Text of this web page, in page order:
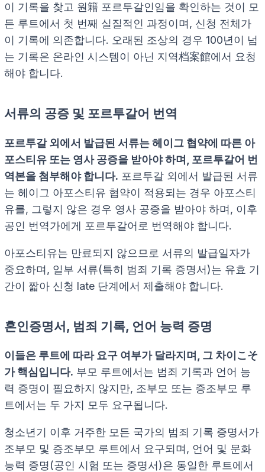
이 기록을 찾고 원籍 포르투갈인임을 확인하는 것이 모
든 루트에서 첫 번째 실질적인 과정이며, 신청 전체가
이 기록에 의존합니다. 오래된 조상의 경우 100년이 넘
는 기록은 온라인 시스템이 아닌 지역档案館에서 요청
해야 합니다.
서류의 공증 및 포르투갈어 번역
포르투갈 외에서 발급된 서류는 헤이그 협약에 따른 아
포스티유 또는 영사 공증을 받아야 하며, 포르투갈어 번
역본을 첨부해야 합니다. 포르투갈 외에서 발급된 서류
는 헤이그 아포스티유 협약이 적용되는 경우 아포스티
유를, 그렇지 않은 경우 영사 공증을 받아야 하며, 이후
공인 번역가에게 포르투갈어로 번역해야 합니다.
아포스티유는 만료되지 않으므로 서류의 발급일자가
중요하며, 일부 서류(특히 범죄 기록 증명서)는 유효 기
간이 짧아 신청 late 단계에서 제출해야 합니다.
혼인증명서, 범죄 기록, 언어 능력 증명
이들은 루트에 따라 요구 여부가 달라지며, 그 차이こそ
가 핵심입니다. 부모 루트에서는 범죄 기록과 언어 능
력 증명이 필요하지 않지만, 조부모 또는 증조부모 루
트에서는 두 가지 모두 요구됩니다.
청소년기 이후 거주한 모든 국가의 범죄 기록 증명서가
조부모 및 증조부모 루트에서 요구되며, 언어 및 문화
능력 증명(공인 시험 또는 증명서)은 동일한 루트에서